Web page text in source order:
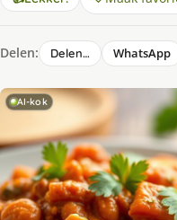
Delen: Delen… WhatsApp
AI-kok